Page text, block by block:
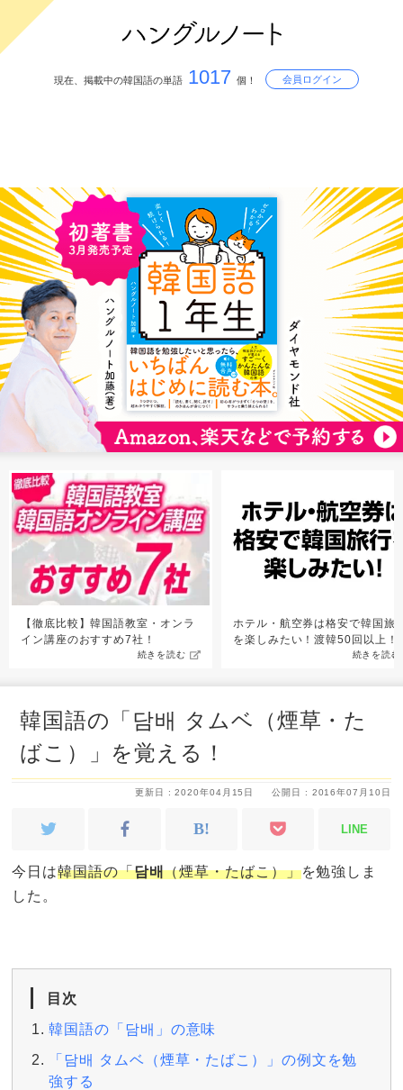
現在、掲載中の韓国語の単語 1017 個！ 会員ログイン
【徹底比較】韓国語教室・オンラ
イン講座のおすすめ7社！
続きを読む
ホテル・航空券は格安で韓国旅
を楽しみたい！渡韓50回以上！
続きを読む
韓国語の「담배 タムベ（煙草・た
ばこ）」を覚える！
公開日 : 2016年07月10日
更新日 : 2020年04月15日
LINE
今日は韓国語の「담배（煙草・たばこ）」を勉強しま
した。
目次
韓国語の「담배」の意味
「담배 タムベ（煙草・たばこ）」の例文を勉
強する